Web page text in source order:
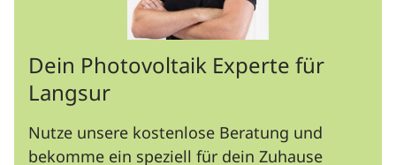
Dein Photovoltaik Experte für
Langsur
Nutze unsere kostenlose Beratung und
bekomme ein speziell für dein Zuhause